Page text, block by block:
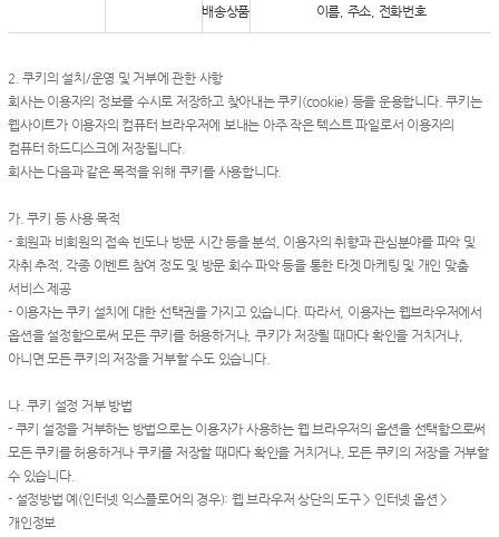
배송상품 이름, 주소, 전화번호
2. 쿠키의 설치/운영 및 거부에 관한 사항
회사는 이용자의 정보를 수시로 저장하고 찾아내는 쿠키(cookie) 등을 운용합니다. 쿠키는
웹사이트가 이용자의 컴퓨터 브라우저에 보내는 아주 작은 텍스트 파일로서 이용자의
컴퓨터 하드디스크에 저장됩니다.
회사는 다음과 같은 목적을 위해 쿠키를 사용합니다.
가. 쿠키 등 사용 목적
- 회원과 비회원의 접속 빈도나 방문 시간 등을 분석, 이용자의 취향과 관심분야를 파악 및
자취 추적, 각종 이벤트 참여 정도 및 방문 회수 파악 등을 통한 타겟 마케팅 및 개인 맞춤
서비스 제공
- 이용자는 쿠키 설치에 대한 선택권을 가지고 있습니다. 따라서, 이용자는 웹브라우저에서
옵션을 설정함으로써 모든 쿠키를 허용하거나, 쿠키가 저장될 때마다 확인을 거치거나,
아니면 모든 쿠키의 저장을 거부할 수도 있습니다.
나. 쿠키 설정 거부 방법
- 쿠키 설정을 거부하는 방법으로는 이용자가 사용하는 웹 브라우저의 옵션을 선택함으로써
모든 쿠키를 허용하거나 쿠키를 저장할 때마다 확인을 거치거나, 모든 쿠키의 저장을 거부할
수 있습니다.
- 설정방법 예(인터넷 익스플로어의 경우): 웹 브라우저 상단의 도구 > 인터넷 옵션 >
개인정보